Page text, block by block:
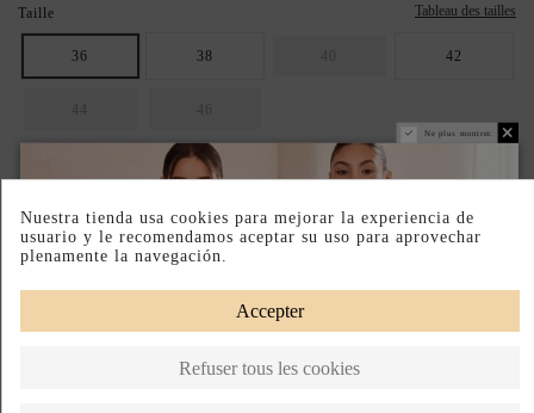
Taille Tableau des tailles
36 38 42
ASSUREZ-VOUS D'AVOIR LA BONNE TAILLE : CONSULTEZ LE
Paiement échelonné Retours faciles Fabriqué en Espagne
DESCRIPTION SHORT
DESCRIPTION
Ne plus montrer.
Nuestra tienda usa cookies para mejorar la experiencia de
usuario y le recomendamos aceptar su uso para aprovechar
plenamente la navegación.
Accepter
Refuser tous les cookies